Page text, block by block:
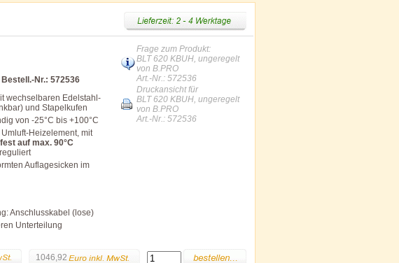
Bestell.-Nr.: 572536
wechselbaren Edelstahl-
und Stapelkufen
von -25°C bis +100°C
Heizelement, mit
auf max. 90°C
Auflagesicken im
Anschlusskabel (lose)
Unterteilung
Frage zum Produkt:
BLT 620 KBUH, ungeregelt
von B.PRO
Art.-Nr.: 572536
Druckansicht für
BLT 620 KBUH, ungeregelt
von B.PRO
Art.-Nr.: 572536
1046,92